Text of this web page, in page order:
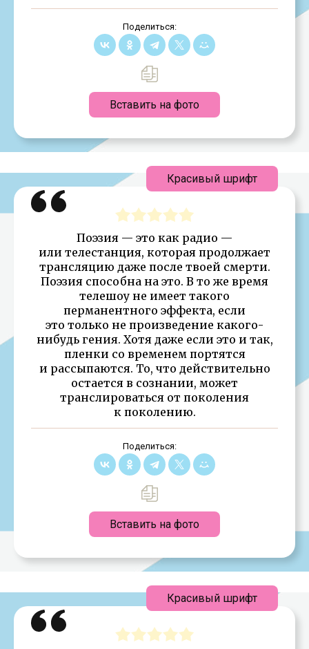
Поделиться:
Вставить на фото
Поэзия — это как радио —
или телестанция, которая продолжает
трансляцию даже после твоей смерти.
Поэзия способна на это. В то же время
телешоу не имеет такого
перманентного эффекта, если
это только не произведение какого-
нибудь гения. Хотя даже если это и так,
пленки со временем портятся
и рассыпаются. То, что действительно
остается в сознании, может
транслироваться от поколения
к поколению.
Поделиться:
Вставить на фото
Красивый шрифт
Красивый шрифт